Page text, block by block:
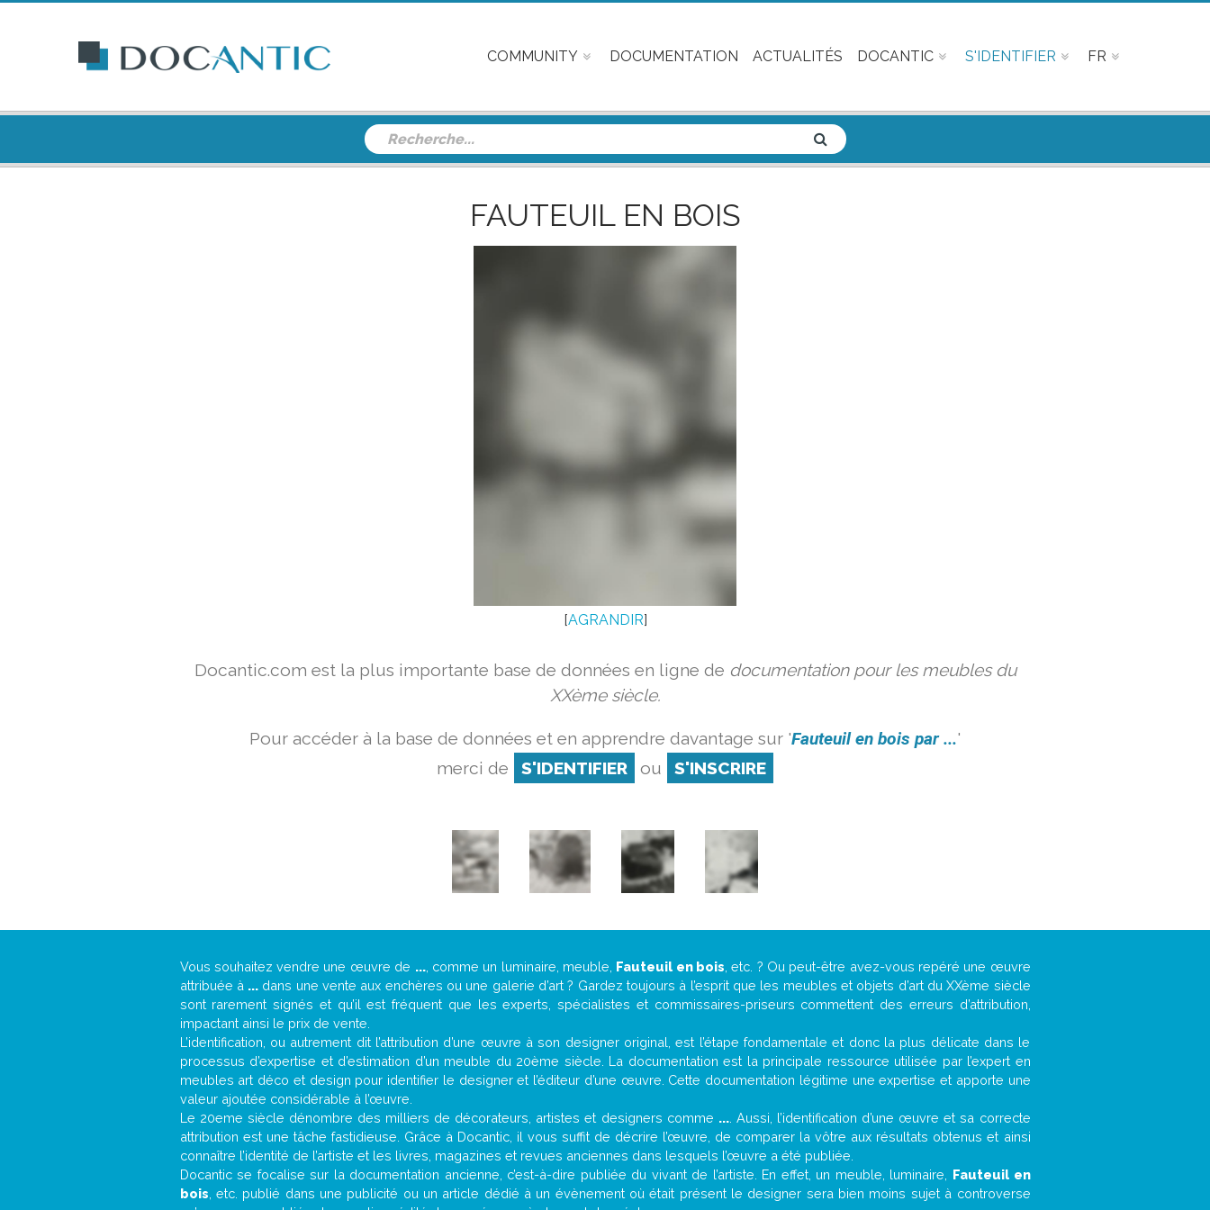
COMMUNITY DOCUMENTATION ACTUALITÉS DOCANTIC S'IDENTIFIER FR
FAUTEUIL EN BOIS
[AGRANDIR]
Docantic.com est la plus importante base de données en ligne de documentation pour les meubles du
XXème siècle.
Pour accéder à la base de données et en apprendre davantage sur 'Fauteuil en bois par ...'
merci de
S'IDENTIFIER ou S'INSCRIRE
Vous souhaitez vendre une œuvre de ..., comme un luminaire, meuble, Fauteuil en bois , etc. ? Ou peut-être avez-vous repéré une œuvre
attribuée à ... dans une vente aux enchères ou une galerie d’art ? Gardez toujours à l’esprit que les meubles et objets d’art du XXème siècle
sont rarement signés et qu’il est fréquent que les experts, spécialistes et commissaires-priseurs commettent des erreurs d’attribution,
impactant ainsi le prix de vente.
L’identification, ou autrement dit l’attribution d’une œuvre à son designer original, est l’étape fondamentale et donc la plus délicate dans le
processus d’expertise et d’estimation d’un meuble du 20ème siècle. La documentation est la principale ressource utilisée par l’expert en
meubles art déco et design pour identifier le designer et l’éditeur d’une œuvre. Cette documentation légitime une expertise et apporte une
valeur ajoutée considérable à l’œuvre.
Le 20eme siècle dénombre des milliers de décorateurs, artistes et designers comme .... Aussi, l’identification d’une œuvre et sa correcte
attribution est une tâche fastidieuse. Grâce à Docantic, il vous suffit de décrire l’œuvre, de comparer la vôtre aux résultats obtenus et ainsi
connaître l’identité de l’artiste et les livres, magazines et revues anciennes dans lesquels l’œuvre a été publiée.
Docantic se focalise sur la documentation ancienne, c’est-à-dire publiée du vivant de l’artiste. En effet, un meuble, luminaire, Fauteuil en
bois , etc. publié dans une publicité ou un article dédié à un évènement où était présent le designer sera bien moins sujet à controverse